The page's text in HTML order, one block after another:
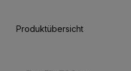
Produktübersicht